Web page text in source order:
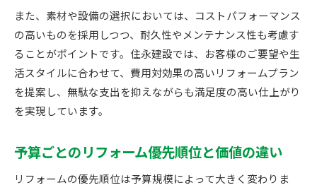
また、素材や設備の選択においては、コストパフォーマンス
の高いものを採用しつつ、耐久性やメンテナンス性も考慮す
ることがポイントです。住永建設では、お客様のご要望や生
活スタイルに合わせて、費用対効果の高いリフォームプラン
を提案し、無駄な支出を抑えながらも満足度の高い仕上がり
を実現しています。
予算ごとのリフォーム優先順位と価値の違い
リフォームの優先順位は予算規模によって大きく変わりま